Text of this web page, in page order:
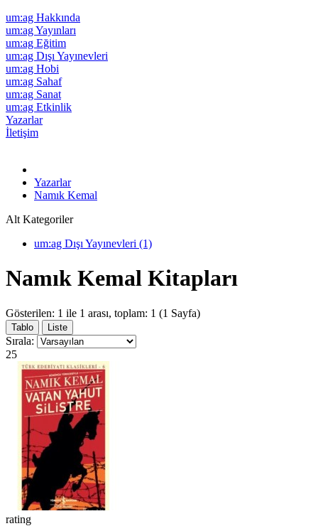
um:ag Hakkında
um:ag Yayınları
um:ag Eğitim
um:ag Dışı Yayınevleri
um:ag Hobi
um:ag Sahaf
um:ag Sanat
um:ag Etkinlik
Yazarlar
İletişim
Yazarlar
Namık Kemal
Alt Kategoriler
um:ag Dışı Yayınevleri (1)
Namık Kemal Kitapları
Gösterilen: 1 ile 1 arası, toplam: 1 (1 Sayfa)
Tablo Liste
Sırala:
25
rating